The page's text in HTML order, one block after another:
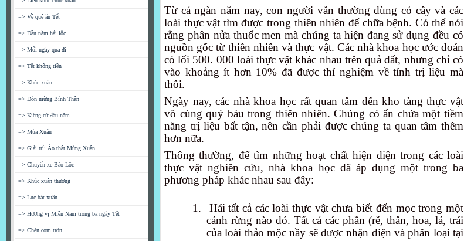
=> Về quê ăn Tết
=> Đầu năm hái lộc
=> Mỗi ngày qua đi
=> Tết không tiền
=> Khúc xuân
=> Đón mừng Bính Thân
=> Kiêng cử đầu năm
=> Mùa Xuân
=> Giải trí: Ảo thật Mừng Xuân
=> Chuyến xe Bảo Lộc
=> Khúc xuân thương
=> Lục bát xuân
=> Hương vị Miền Nam trong ba ngày Tết
=> Chén cơm trộn
Từ cả ngàn năm nay, con người vẫn thường dùng cỏ cây và các
loài thực vật tìm được trong thiên nhiên để chữa bệnh. Có thể nói
rằng phân nửa thuốc men mà chúng ta hiện đang sử dụng đều có
nguồn gốc từ thiên nhiên và thực vật. Các nhà khoa học ước đoán
có lối 500. 000 loài thực vật khác nhau trên quả đất, nhưng chỉ có
vào khoảng ít hơn 10% đã được thí nghiệm về tính trị liệu mà
thôi.
Ngày nay, các nhà khoa học rất quan tâm đến kho tàng thực vật
vô cùng quý báu trong thiên nhiên. Chúng có ẩn chứa một tiềm
năng trị liệu bất tận, nên cần phải được chúng ta quan tâm thêm
hơn nữa.
Thông thường, để tìm những hoạt chất hiện diện trong các loài
thực vật nghiên cứu, nhà khoa học đã áp dụng một trong ba
phương pháp khác nhau sau đây:
1.
Hái tất cả các loài thực vật chưa biết đến mọc trong một
cánh rừng nào đó. Tất cả các phần (rễ, thân, hoa, lá, trái
của loài thảo mộc nầy sẽ được nhận diện và phân loại tại